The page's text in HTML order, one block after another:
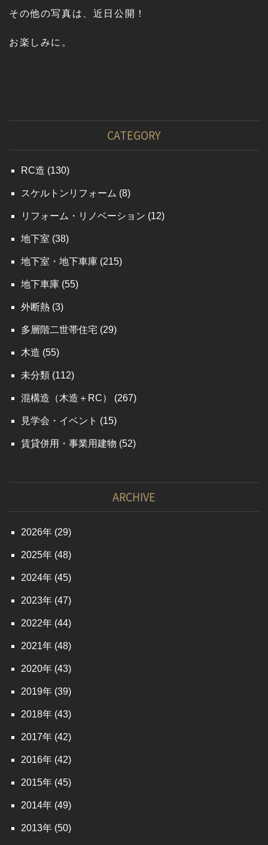
その他の写真は、近日公開！
お楽しみに。
CATEGORY
RC造 (130)
スケルトンリフォーム (8)
リフォーム・リノベーション (12)
地下室 (38)
地下室・地下車庫 (215)
地下車庫 (55)
外断熱 (3)
多層階二世帯住宅 (29)
木造 (55)
未分類 (112)
混構造（木造＋RC） (267)
見学会・イベント (15)
賃貸併用・事業用建物 (52)
ARCHIVE
2026 (29)
2025 (48)
2024 (45)
2023 (47)
2022 (44)
2021 (48)
2020 (43)
2019 (39)
2018 (43)
2017 (42)
2016 (42)
2015 (45)
2014 (49)
2013 (50)